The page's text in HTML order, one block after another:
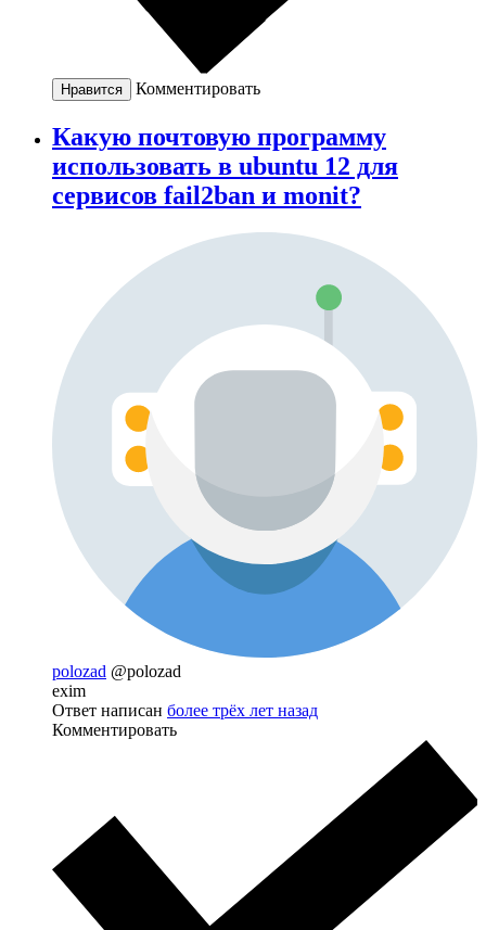
Нравится Комментировать
Какую почтовую программу
использовать в ubuntu 12 для
сервисов fail2ban и monit?
polozad @polozad
exim
Ответ написан более трёх лет назад
Комментировать